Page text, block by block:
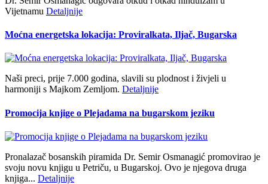
Vijetnamu Detaljnije
Moćna energetska lokacija: Proviralkata, Iljač, Bugarska
Naši preci, prije 7.000 godina, slavili su plodnost i živjeli u
harmoniji s Majkom Zemljom. Detaljnije
Promocija knjige o Plejadama na bugarskom jeziku
Pronalazač bosanskih piramida Dr. Semir Osmanagić promovirao je
svoju novu knjigu u Petriču, u Bugarskoj. Ovo je njegova druga
knjiga... Detaljnije